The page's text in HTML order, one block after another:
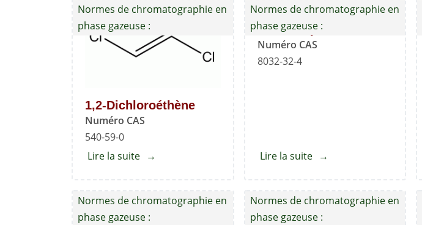
1,2-Dichloroéthène
Numéro CAS
540-59-0
Normes de chromatographie en
phase gazeuse :
Lire la suite about
Éther de pétrole
Numéro CAS
8032-32-4
Normes de chromatographie en
phase gazeuse :
Lire la suiteabout
pétrole
Normes de chromatographie en
phase gazeuse :
Normes de chromatographie en
phase gazeuse :